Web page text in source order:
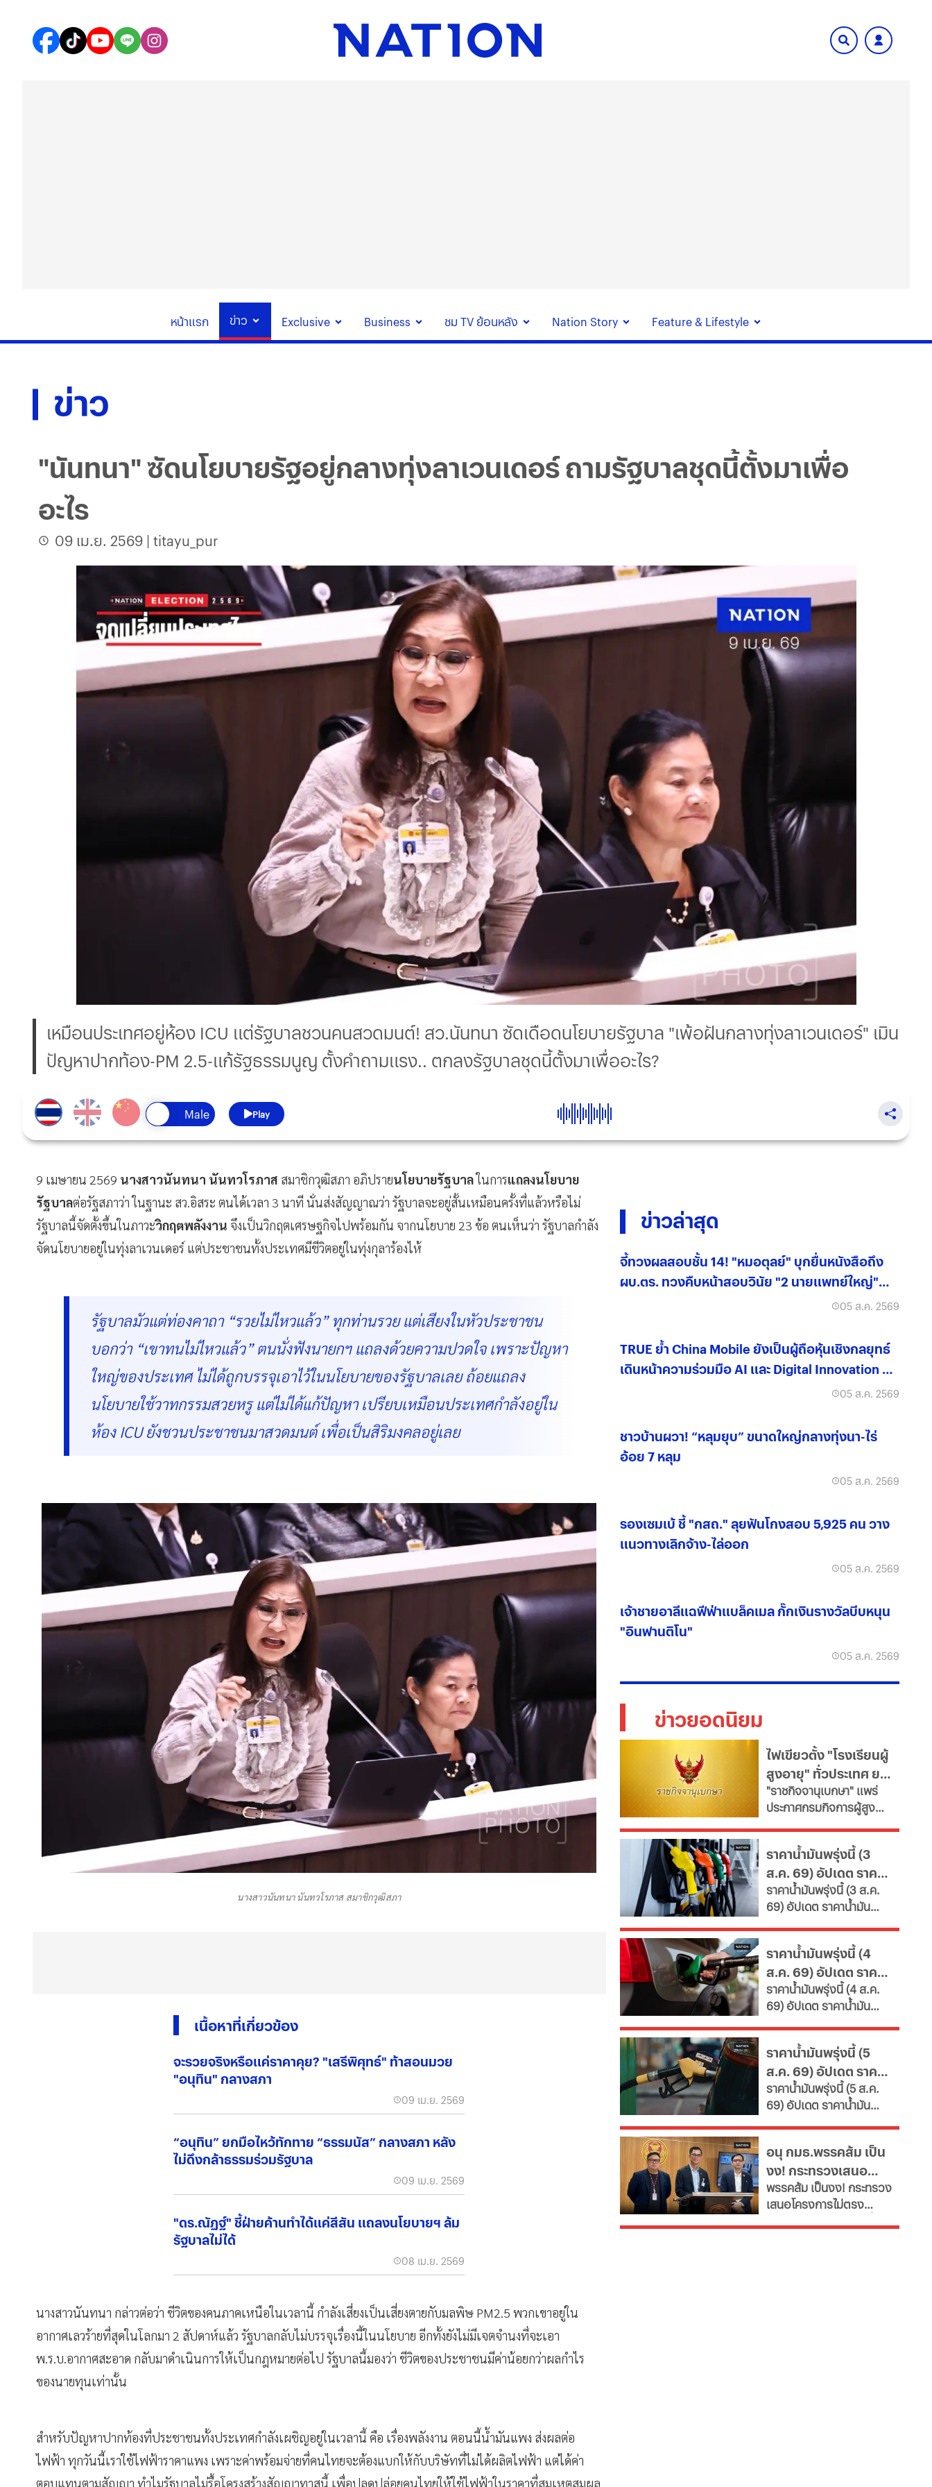
หน้าแรก ข่าว Exclusive Business ชม TV ย้อนหลัง Nation Story Feature & Lifestyle
ข่าว
"นันทนา" ซัดนโยบายรัฐอยู่กลางทุ่งลาเวนเดอร์ ถามรัฐบาลชุดนี้ตั้งมาเพื่อ
อะไร
09 เม.ย. 2569 | titayu_pur
เหมือนประเทศอยู่ห้อง ICU แต่รัฐบาลชวนคนสวดมนต์! สว.นันทนา ซัดเดือดนโยบายรัฐบาล "เพ้อฝันกลางทุ่งลาเวนเดอร์" เมิน
ปัญหาปากท้อง-PM 2.5-แก้รัฐธรรมนูญ ตั้งคำถามแรง.. ตกลงรัฐบาลชุดนี้ตั้งมาเพื่ออะไร?
Play
9 เมษายน 2569 นางสาวนันทนา นันทวโรภาส สมาชิกวุฒิสภา อภิปรายนโยบายรัฐบาลในการแถลงนโยบาย
รัฐบาลต่อรัฐสภาว่า ในฐานะ สว.อิสระ ตนได้เวลา 3 นาที นั่นส่งสัญญาณว่า รัฐบาลจะอยู่สั้นเหมือนครั้งที่แล้วหรือไม่
รัฐบาลนี้จัดตั้งขึ้นในภาวะวิกฤตพลังงาน จึงเป็นวิกฤตเศรษฐกิจไปพร้อมกัน จากนโยบาย 23 ข้อ ตนเห็นว่า รัฐบาลกำลัง
จัดนโยบายอยู่ในทุ่งลาเวนเดอร์ แต่ประชาชนทั้งประเทศมีชีวิตอยู่ในทุ่งกุลาร้องไห้
รัฐบาลมัวแต่ท่องคาถา “รวยไม่ไหวแล้ว” ทุกท่านรวย แต่เสียงในหัวประชาชน
บอกว่า “เขาทนไม่ไหวแล้ว” ตนนั่งฟังนายกฯ แถลงด้วยความปวดใจ เพราะปัญหา
ใหญ่ของประเทศ ไม่ได้ถูกบรรจุเอาไว้ในนโยบายของรัฐบาลเลย ถ้อยแถลง
นโยบายใช้วาทกรรมสวยหรู แต่ไม่ได้แก้ปัญหา เปรียบเหมือนประเทศกำลังอยู่ใน
ห้อง ICU ยังชวนประชาชนมาสวดมนต์ เพื่อเป็นสิริมงคลอยู่เลย
นางสาวนันทนา นันทวโรภาส สมาชิกวุฒิสภา
เนื้อหาที่เกี่ยวข้อง
จะรวยจริงหรือแค่ราคาคุย? "เสรีพิศุทธ์" ท้าสอนมวย
"อนุทิน" กลางสภา
09 เม.ย. 2569
“อนุทิน” ยกมือไหว้ทักทาย “ธรรมนัส” กลางสภา หลัง
ไม่ดึงกล้าธรรมร่วมรัฐบาล
09 เม.ย. 2569
"ดร.ณัฏฐ์" ชี้ฝ่ายค้านทำได้แค่สีสัน แถลงนโยบายฯ ล้ม
รัฐบาลไม่ได้
08 เม.ย. 2569
นางสาวนันทนา กล่าวต่อว่า ชีวิตของคนภาคเหนือในเวลานี้ กำลังเสี่ยงเป็นเสี่ยงตายกับมลพิษ PM2.5 พวกเขาอยู่ใน
อากาศเลวร้ายที่สุดในโลกมา 2 สัปดาห์แล้ว รัฐบาลกลับไม่บรรจุเรื่องนี้ในนโยบาย อีกทั้งยังไม่มีเจตจำนงที่จะเอา
พ.ร.บ.อากาศสะอาด กลับมาดำเนินการให้เป็นกฎหมายต่อไป รัฐบาลนี้มองว่า ชีวิตของประชาชนมีค่าน้อยกว่าผลกำไร
ของนายทุนเท่านั้น
สำหรับปัญหาปากท้องที่ประชาชนทั้งประเทศกำลังเผชิญอยู่ในเวลานี้ คือ เรื่องพลังงาน ตอนนี้น้ำมันแพง ส่งผลต่อ
ไฟฟ้า ทุกวันนี้เราใช้ไฟฟ้าราคาแพง เพราะค่าพร้อมจ่ายที่คนไทยจะต้องแบกให้กับบริษัทที่ไม่ได้ผลิตไฟฟ้า แต่ได้ค่า
ตอบแทนตามสัญญา ทำไมรัฐบาลไม่รื้อโครงสร้างสัญญาทาสนี้ เพื่อปลดปล่อยคนไทยให้ใช้ไฟฟ้าในราคาที่สมเหตุสมผล
ข่าวล่าสุด
จี้ทวงผลสอบชั้น 14! "หมอตุลย์" บุกยื่นหนังสือถึง
ผบ.ตร. ทวงคืบหน้าสอบวินัย "2 นายแพทย์ใหญ่"
05 ส.ค. 2569
TRUE ย้ำ China Mobile ยังเป็นผู้ถือหุ้นเชิงกลยุทธ์
เดินหน้าความร่วมมือ AI และ Digital Innovation ต่อ
05 ส.ค. 2569
ชาวบ้านผวา! “หลุมยุบ” ขนาดใหญ่กลางทุ่งนา-ไร่
อ้อย 7 หลุม
05 ส.ค. 2569
รองเซมเบ้ ชี้ "กสถ." ลุยฟันโกงสอบ 5,925 คน วาง
แนวทางเลิกจ้าง-ไล่ออก
05 ส.ค. 2569
เจ้าชายอาลีแฉฟีฟ่าแบล็คเมล กั๊กเงินรางวัลบีบหนุน
"อินฟานติโน"
05 ส.ค. 2569
ข่าวยอดนิยม
ไฟเขียวตั้ง "โรงเรียนผู้
สูงอายุ" ทั่วประเทศ ยก
ระดับคุณภาพชีวิต เช็ก
เงื่อนไข
"ราชกิจจานุเบกษา" แพร่
ประกาศกรมกิจการผู้สูง
"โรงเรียนผู้สูงอายุ" มุ่งขับ
เคลื่อนสังคมสูงวัยอย่างมี
คุณค่า หนุนพัฒนา
ศักยภาพ-เรียนรู้ตลอดชีวิต
เผยช่องทางยื่นคำขอทั้ง
กทม.-ต่างจังหวัด พบ
ฝ่าฝืนเกณฑ์เสี่ยงถูกสั่ง
เพิกถอน
ราคาน้ำมันพรุ่งนี้ (3
ส.ค. 69) อัปเดต ราคา
น้ำมันล่าสุด จากปั๊ม
ใหญ่
ราคาน้ำมันพรุ่งนี้ (3 ส.ค.
69) อัปเดต ราคาน้ำมัน
ขนาดใหญ่ มีทั้งราคาน้ำมัน
ดีเซล เบนซิน และ แก๊สโซ
ฮอล์
ราคาน้ำมันพรุ่งนี้ (4
ส.ค. 69) อัปเดต ราคา
น้ำมันล่าสุด จากปั๊ม
ใหญ่
ราคาน้ำมันพรุ่งนี้ (4 ส.ค.
69) อัปเดต ราคาน้ำมัน
ขนาดใหญ่ มีทั้งราคาน้ำมัน
ดีเซล เบนซิน และ แก๊สโซ
ฮอล์
ราคาน้ำมันพรุ่งนี้ (5
ส.ค. 69) อัปเดต ราคา
น้ำมันล่าสุด จากปั๊ม
ใหญ่
ราคาน้ำมันพรุ่งนี้ (5 ส.ค.
69) อัปเดต ราคาน้ำมัน
ดีเซล เบนซิน และ แก๊สโซ
ฮอล์
อนุ กมธ.พรรคส้ม เป็น
งง! กระทรวงเสนอ
โครงการไม่ตรงภารกิจ
พรรคส้ม เป็นงง! กระทรวง
เสนอโครงการไม่ตรง